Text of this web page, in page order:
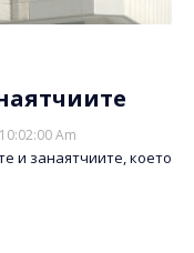
Am
и занаятчиите, което